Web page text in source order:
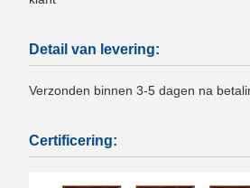
Detail van levering:
Verzonden binnen 3-5 dagen na
Certificering: